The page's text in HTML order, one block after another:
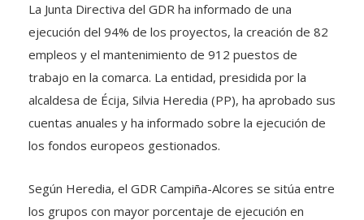
La Junta Directiva del GDR ha informado de una
ejecución del 94% de los proyectos, la creación de 82
empleos y el mantenimiento de 912 puestos de
trabajo en la comarca. La entidad, presidida por la
alcaldesa de Écija, Silvia Heredia (PP), ha aprobado sus
cuentas anuales y ha informado sobre la ejecución de
los fondos europeos gestionados.
Según Heredia, el GDR Campiña-Alcores se sitúa entre
los grupos con mayor porcentaje de ejecución en